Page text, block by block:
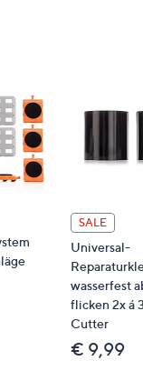
SALE
Universal-
wasserfest
flicken 2x á
Cutter
€ 9,99